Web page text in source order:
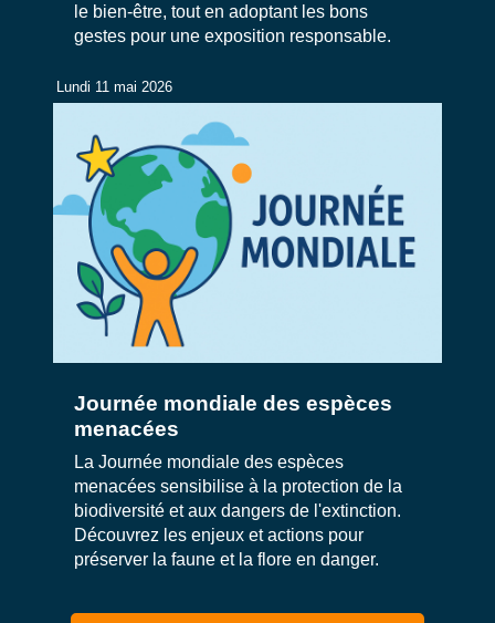
le bien-être, tout en adoptant les bons
gestes pour une exposition responsable.
Lundi 11 mai 2026
Journée mondiale des espèces
menacées
La Journée mondiale des espèces
menacées sensibilise à la protection de la
biodiversité et aux dangers de l'extinction.
Découvrez les enjeux et actions pour
préserver la faune et la flore en danger.